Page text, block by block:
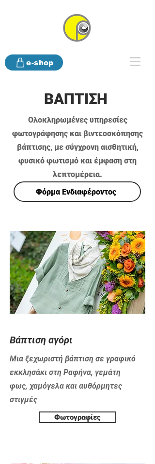
e-shop
ΒΑΠΤΙΣΗ
Ολοκληρωμένες υπηρεσίες
φωτογράφησης και βιντεοσκόπησης
βάπτισης, με σύγχρονη αισθητική,
φυσικό φωτισμό και έμφαση στη
λεπτομέρεια.
Φόρμα Ενδιαφέροντος
​Βάπτιση αγόρι
Μια ξεχωριστή βάπτιση σε γραφικό
εκκλησάκι στη Ραφήνα, γεμάτη
φως, χαμόγελα και αυθόρμητες
στιγμές
Φωτογραφίες